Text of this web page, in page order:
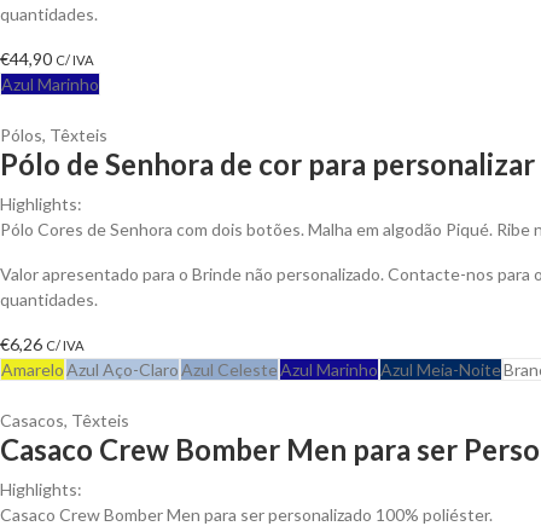
quantidades.
€44,90 C/ IVA
Azul Marinho
Pólos, Têxteis
Pólo de Senhora de cor para personalizar
Highlights:
Pólo Cores de Senhora com dois botões. Malha em algodão Piqué.
Valor apresentado para o Brinde não personalizado. Contacte-nos
quantidades.
€6,26 C/ IVA
AmareloAzul Aço-ClaroAzul CelesteAzul MarinhoAzul Meia-Noite
Casacos, Têxteis
Casaco Crew Bomber Men para ser
Highlights:
Casaco Crew Bomber Men para ser personalizado 100% poliéster.